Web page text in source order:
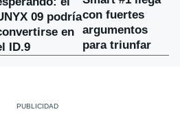
09 podría
en
ID.9
con fuertes
argumentos
para triunfar